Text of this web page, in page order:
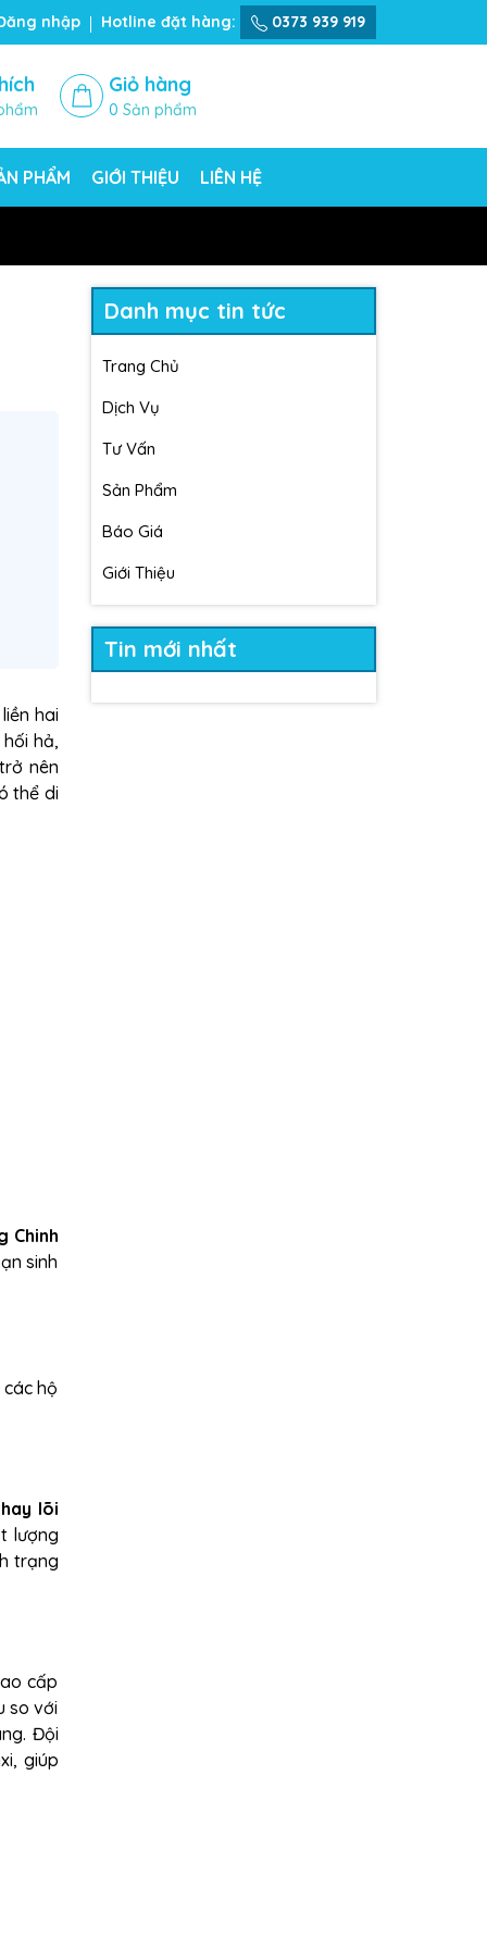
nhập Hotline đặt hàng: 0373 939 919
Giỏ hàng
0 Sản phẩm
PHẨM GIỚI THIỆU LIÊN HỆ
hai
hả,
nên
thể di
Chinh
sinh
hộ
lõi
lượng
trạng
cấp
so với
Đội
giúp
Danh mục tin tức
Trang Chủ
Dịch Vụ
Tư Vấn
Sản Phẩm
Báo Giá
Giới Thiệu
Tin mới nhất